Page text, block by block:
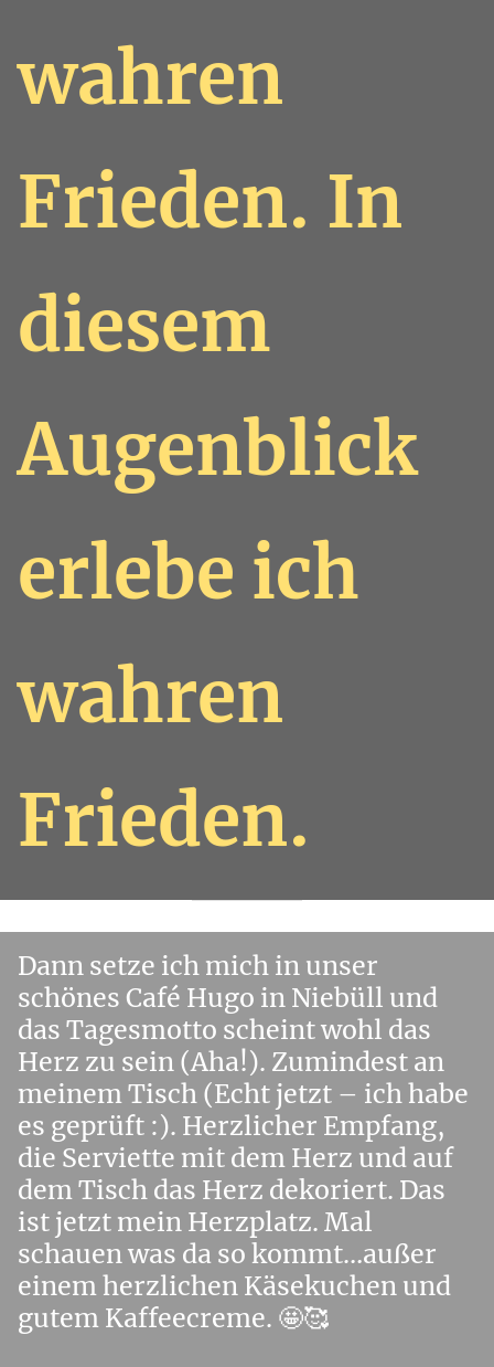
wahren
Frieden. In
diesem
Augenblick
erlebe ich
wahren
Frieden.
Dann setze ich mich in unser
schönes Café Hugo in Niebüll und
das Tagesmotto scheint wohl das
Herz zu sein (Aha!). Zumindest an
meinem Tisch (Echt jetzt – ich habe
es geprüft :). Herzlicher Empfang,
die Serviette mit dem Herz und auf
dem Tisch das Herz dekoriert. Das
ist jetzt mein Herzplatz. Mal
schauen was da so kommt…außer
einem herzlichen Käsekuchen und
gutem Kaffeecreme. 🤩🥰